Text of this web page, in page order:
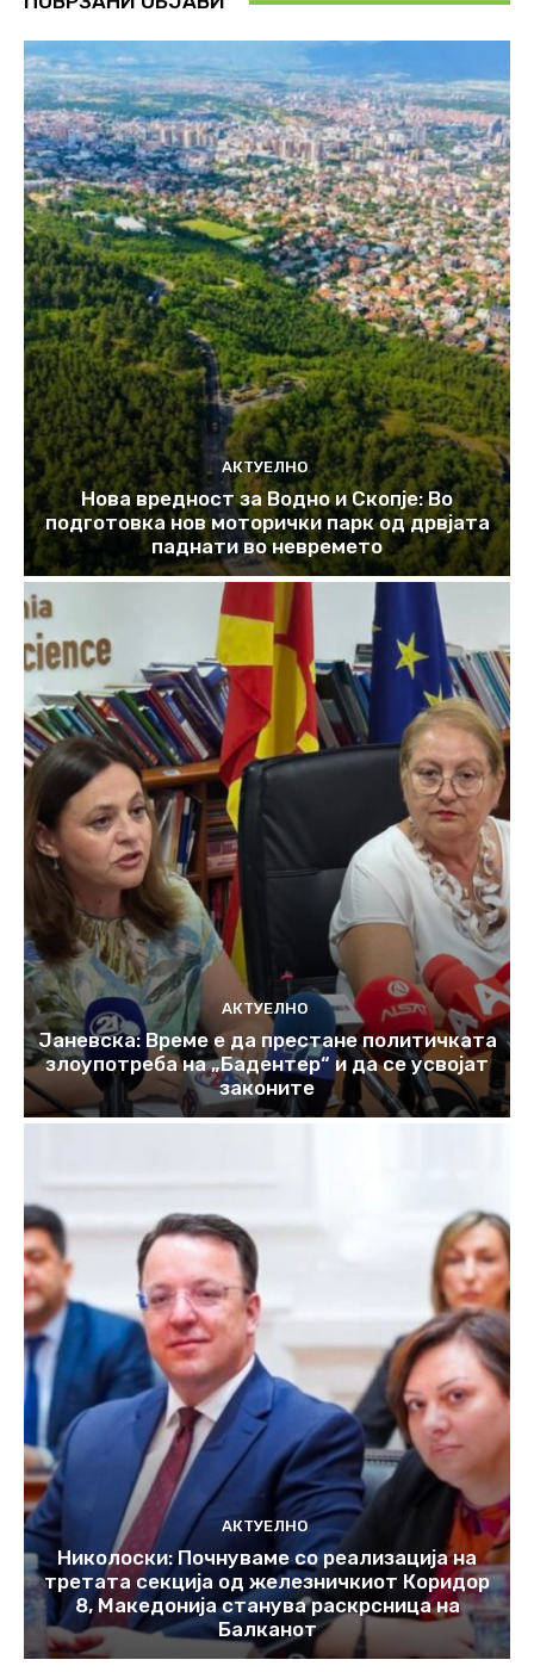
АКТУЕЛНО
Нова вредност за Водно и Скопје: Во
подготовка нов моторички парк од дрвјата
паднати во невремето
АКТУЕЛНО
Јаневска: Време е да престане политичката
злоупотреба на „Бадентер“ и да се усвојат
законите
АКТУЕЛНО
Николоски: Почнуваме со реализација на
третата секција од железничкиот Коридор
8, Македонија станува раскрсница на
Балканот